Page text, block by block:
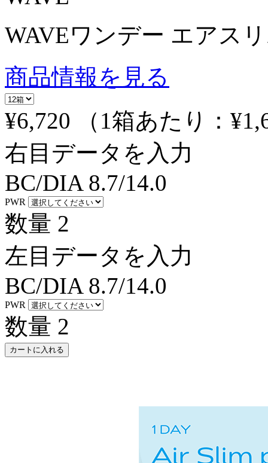
WAVEワンデー エアス
商品情報を見る
¥6,720
（1箱あたり：
右目データを入力
BC/DIA 8.7/14.0
PWR
数量 2
左目データを入力
BC/DIA 8.7/14.0
PWR
数量 2
カートに入れる